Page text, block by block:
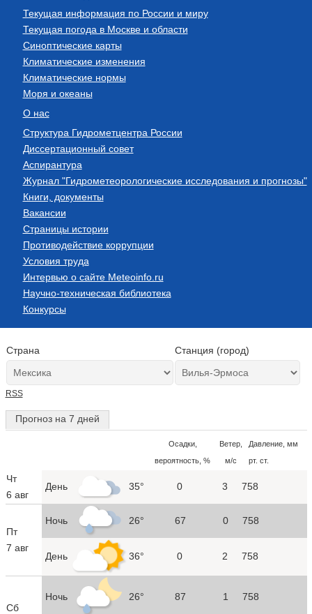
Текущая информация по России и миру
Текущая погода в Москве и области
Синоптические карты
Климатические изменения
Климатические нормы
Моря и океаны
О нас
Структура Гидрометцентра России
Диссертационный совет
Аспирантура
Журнал "Гидрометеорологические исследования и прогнозы"
Книги, документы
Вакансии
Страницы истории
Противодействие коррупции
Условия труда
Интервью о сайте Meteoinfo.ru
Научно-техническая библиотека
Конкурсы
Страна Станция (город)
RSS
Прогноз на 7 дней
Осадки,
вероятность, %
Ветер,
м/с
Давление, мм
рт. ст.
Чт
6 авг
День 35° 0 3 758
Пт
7 авг
Ночь 26° 67 0 758
День 36° 0 2 758
Сб
Ночь 26° 87 1 758